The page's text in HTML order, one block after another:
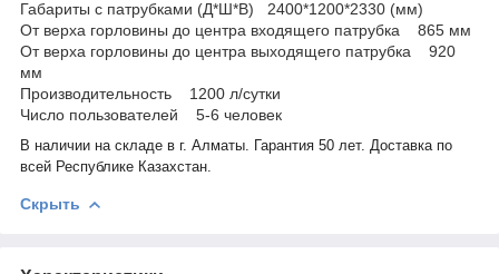
Габариты с патрубками (Д*Ш*В) 2400*1200*2330 (мм)
От верха горловины до центра входящего патрубка 865 мм
От верха горловины до центра выходящего патрубка 920
мм
Производительность 1200 л/сутки
Число пользователей 5-6 человек
В наличии на складе в г. Алматы. Гарантия 50 лет. Доставка по
всей Республике Казахстан.
Скрыть